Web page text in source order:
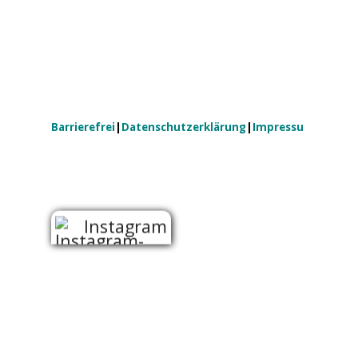
Instagram
Barrierefrei | Datenschutzerklärung | Impressum